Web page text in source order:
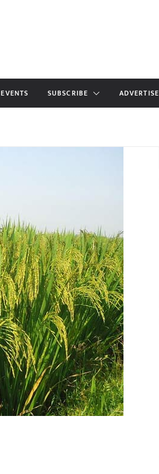
EVENTS SUBSCRIBE ADVERTISE